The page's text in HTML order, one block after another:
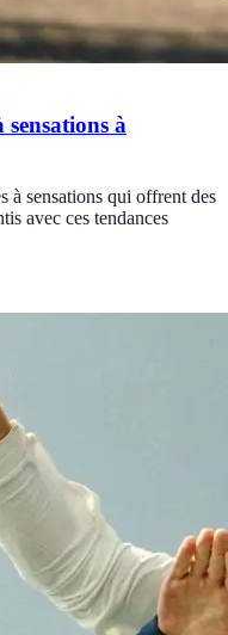
sensations à
à sensations qui offrent des
avec ces tendances